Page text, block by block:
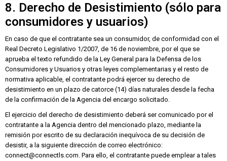
8. Derecho de Desistimiento (sólo para
consumidores y usuarios)
En caso de que el contratante sea un consumidor, de conformidad con el
Real Decreto Legislativo 1/2007, de 16 de noviembre, por el que se
aprueba el texto refundido de la Ley General para la Defensa de los
Consumidores y Usuarios y otras leyes complementarias y el resto de
normativa aplicable, el contratante podrá ejercer su derecho de
desistimiento en un plazo de catorce (14) días naturales desde la fecha
de la confirmación de la Agencia del encargo solicitado.
El ejercicio del derecho de desistimiento deberá ser comunicado por el
contratante a la Agencia dentro del mencionado plazo, mediante la
remisión por escrito de su declaración inequívoca de su decisión de
desistir, a la siguiente dirección de correo electrónico:
connect@connectls.com. Para ello, el contratante puede emplear a tales